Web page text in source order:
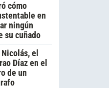
cómo
en
ningún
su cuñado
el
Díaz en el
de un